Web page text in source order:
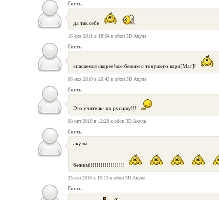
Гость
да так себе
16 фев 2011 в 18:04 к обои 3D Акула
Гость
спасаемся скорее!все бежим с тонушего коро[Мат]!
06 ноя 2010 в 20:43 к обои 3D Акула
Гость
Это учитель- по русишу!!!
08 окт 2010 в 12:28 к обои 3D Акула
Гость
акулы
бежим!!!!!!!!!!!!!!!!!!
25 сен 2010 в 15:13 к обои 3D Акула
Гость